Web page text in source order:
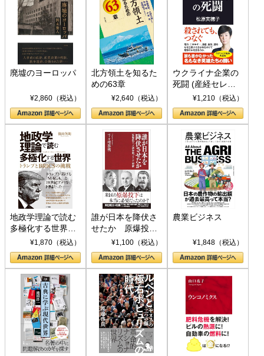
廃墟のヨーロッパ
¥2,860（税込）
北方領土を知るた
めの63章
¥2,640（税込）
ウクライナ企業の
死闘 (産経セレク
ト S 039)¥1,210（税込）
地政学理論で読む
多極化する世界：
トランプとBRICS
の挑戦
¥1,870（税込）
誰が日本を降伏さ
せたか 原爆投
下、ソ連参戦、そ
して聖断 (PHP新
書)
¥1,100（税込）
農業ビジネス
¥1,848（税込）